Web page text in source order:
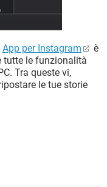
App per Instagram
è
tutte le funzionalità
Tra queste vi,
le tue storie